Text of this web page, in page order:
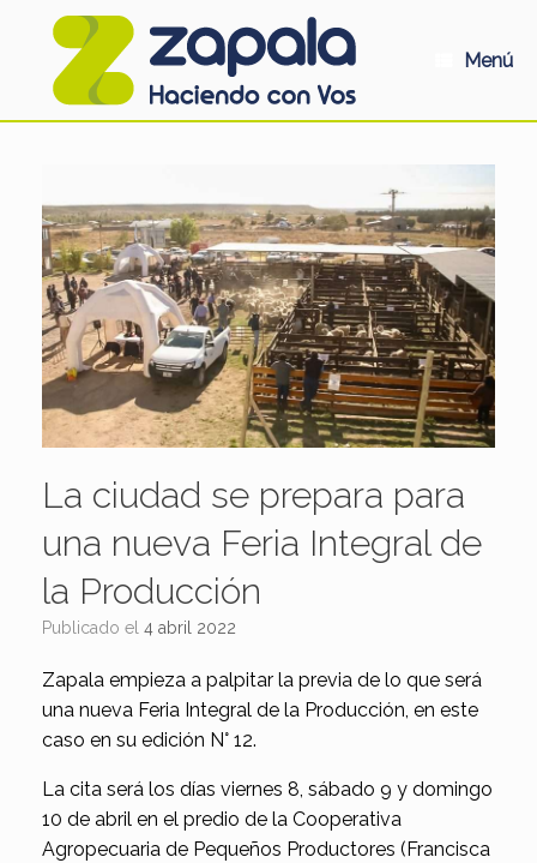
Menú
La ciudad se prepara para
una nueva Feria Integral de
la Producción
Publicado el 4 abril 2022
Zapala empieza a palpitar la previa de lo que será
una nueva Feria Integral de la Producción, en este
caso en su edición N° 12.
La cita será los días viernes 8, sábado 9 y domingo
10 de abril en el predio de la Cooperativa
Agropecuaria de Pequeños Productores (Francisca